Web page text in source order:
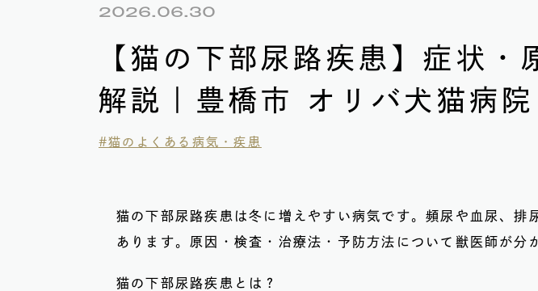
2026.06.30
【猫の下部尿路疾患】症状
解説｜豊橋市 オリバ犬猫病
#猫のよくある病気・疾患
猫の下部尿路疾患は冬に増えやすい病気です。頻尿や血尿、
あります。原因・検査・治療法・予防方法について獣医師が分
猫の下部尿路疾患とは？